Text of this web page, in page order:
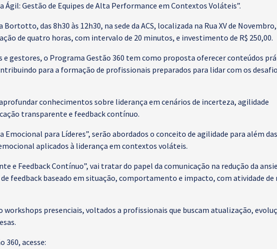
Gestão de Equipes de Alta Performance em Contextos Voláteis”.
das 8h30 às 12h30, na sede da ACS, localizada na Rua XV de
de quatro horas, com intervalo de 20 minutos, e investimento de R$ 250,00.
gestores, o Programa Gestão 360 tem como proposta oferecer conteúdos
para a formação de profissionais preparados para lidar com os
conhecimentos sobre liderança em cenários de incerteza, agilidade
transparente e feedback contínuo.
para Líderes”, serão abordados o conceito de agilidade para além das
aplicados à liderança em contextos voláteis.
e Feedback Contínuo”, vai tratar do papel da comunicação na redução da
feedback baseado em situação, comportamento e impacto, com atividade de
presenciais, voltados a profissionais que buscam atualização,
360, acesse: